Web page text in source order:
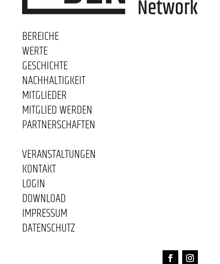
BEREICHE
WERTE
GESCHICHTE
NACHHALTIGKEIT
MITGLIEDER
MITGLIED WERDEN
PARTNERSCHAFTEN
VERANSTALTUNGEN
KONTAKT
LOGIN
DOWNLOAD
IMPRESSUM
DATENSCHUTZ